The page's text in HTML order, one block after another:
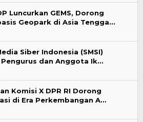
Luncurkan GEMS, Dorong
Geopark di Asia Tengga…
Siber Indonesia (SMSI)
dan Anggota Ik…
Komisi X DPR RI Dorong
di Era Perkembangan A…